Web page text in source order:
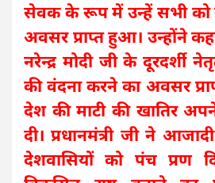
सेवक के रूप में उन्हें सभी को
अवसर प्राप्त हुआ। उन्होंने कहा
नरेन्द्र मोदी जी के दूरदर्शी
की वंदना करने का अवसर
देश की माटी की खातिर
दी। प्रधानमंत्री जी ने
देशवासियों को पंच प्रण